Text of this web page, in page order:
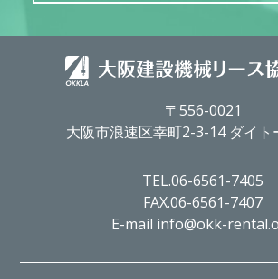
〒556-0021
大阪市浪速区幸町2-3-14 ダイト
TEL.06-6561-7405
FAX.06-6561-7407
E-mail info@okk-